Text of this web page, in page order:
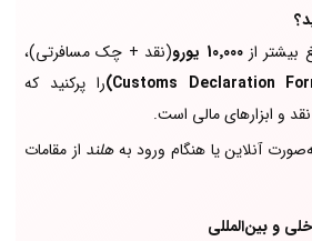
بیشتر از10٬000 یورو
(نقد + چک مسافرتی)،
را پرکنید که
و ابزارهای مالی است.
آنلاین یا هنگام ورود بههلند از مقامات